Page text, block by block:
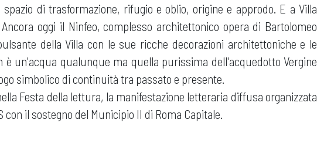
di trasformazione, rifugio e oblio, origine e approdo. E a Villa
Ancora oggi il Ninfeo, complesso architettonico opera di Bartolomeo
della Villa con le sue ricche decorazioni architettoniche e le
è un'acqua qualunque ma quella purissima dell'acquedotto Vergine
simbolico di continuità tra passato e presente.
Festa della lettura, la manifestazione letteraria diffusa organizzata
con il sostegno del Municipio II di Roma Capitale.